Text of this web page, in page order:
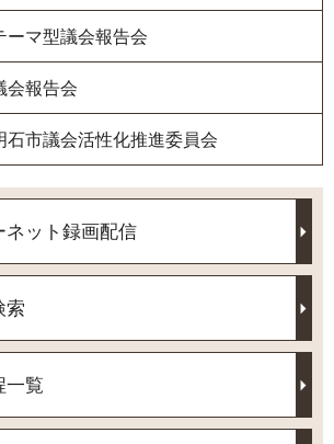
ーマ型議会報告会
会報告会
石市議会活性化推進委員会
ネット録画配信
索
一覧